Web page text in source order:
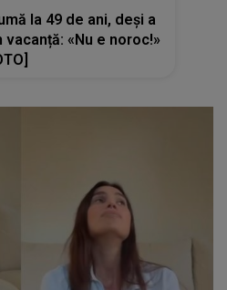
la 49 de ani, deși a
«Nu e noroc!»